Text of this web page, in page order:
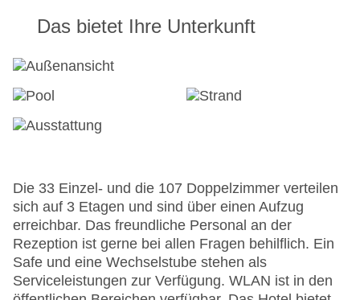
Das bietet Ihre Unterkunft
Die 33 Einzel- und die 107 Doppelzimmer verteilen
sich auf 3 Etagen und sind über einen Aufzug
erreichbar. Das freundliche Personal an der
Rezeption ist gerne bei allen Fragen behilflich. Ein
Safe und eine Wechselstube stehen als
Serviceleistungen zur Verfügung. WLAN ist in den